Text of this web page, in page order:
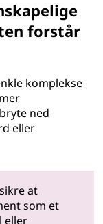
forstår
komplekse
ned
eller
at
som et
eller